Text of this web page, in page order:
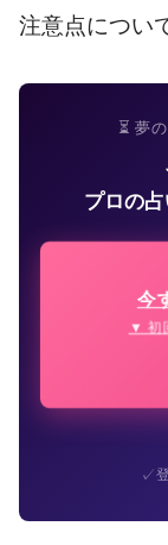
注意点につい
⏳ 夢
プロの
今
▼ 初
✓